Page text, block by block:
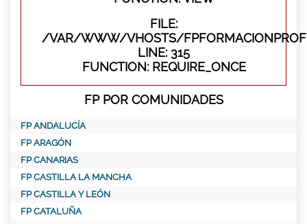
FILE:
/VAR/WWW/VHOSTS/
LINE: 315
FUNCTION: REQUIRE_ONCE
FP POR COMUNIDADES
FP ANDALUCÍA
FP ARAGÓN
FP CANARIAS
FP CASTILLA LA MANCHA
FP CASTILLA Y LEÓN
FP CATALUÑA